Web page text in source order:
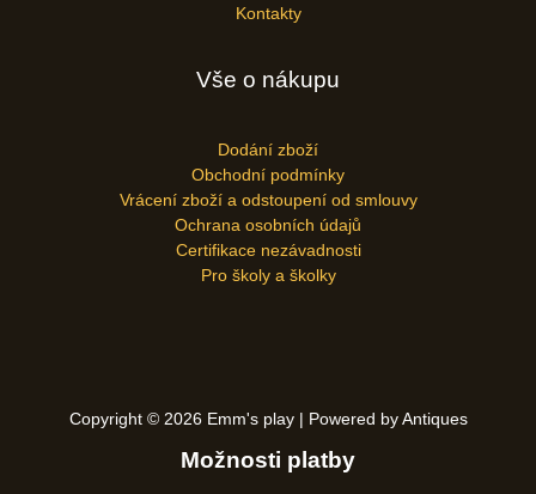
Kontakty
Vše o nákupu
Dodání zboží
Obchodní podmínky
Vrácení zboží a odstoupení od smlouvy
Ochrana osobních údajů
Certifikace nezávadnosti
Pro školy a školky
Copyright © 2026 Emm's play | Powered by Antiques
Možnosti platby